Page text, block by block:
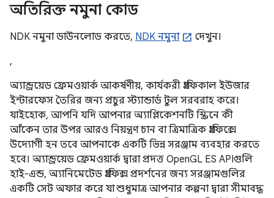
অতিরিক্ত নমুনা কোড
NDK নমুনা ডাউনলোড করতে, NDK নমুনা
দেখুন।
,
অ্যান্ড্রয়েড ফ্রেমওয়ার্ক আকর্ষণীয়, কার্যকরী গ্রাফিকাল ইউজার
ইন্টারফেস তৈরির জন্য প্রচুর স্ট্যান্ডার্ড টুল সরবরাহ করে।
যাইহোক, আপনি যদি আপনার অ্যাপ্লিকেশনটি স্ক্রিনে কী
আঁকেন তার উপর আরও নিয়ন্ত্রণ চান বা ত্রিমাত্রিক গ্রাফিক্সে
উদ্যোগী হন তবে আপনাকে একটি ভিন্ন সরঞ্জাম ব্যবহার করতে
হবে। অ্যান্ড্রয়েড ফ্রেমওয়ার্ক দ্বারা প্রদত্ত OpenGL ES APIগুলি
হাই-এন্ড, অ্যানিমেটেড গ্রাফিক্স প্রদর্শনের জন্য সরঞ্জামগুলির
একটি সেট অফার করে যা শুধুমাত্র আপনার কল্পনা দ্বারা সীমাবদ্ধ